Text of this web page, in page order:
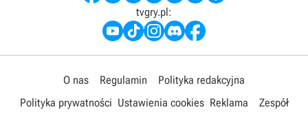
tvgry.pl:
O nas Regulamin
Polityka redakcyjna
Polityka prywatności Ustawienia cookies Reklama Zespół